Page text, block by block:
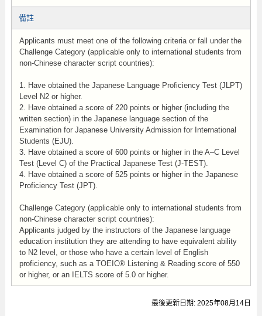
備註
Applicants must meet one of the following criteria or fall under the
Challenge Category (applicable only to international students from
non-Chinese character script countries):
1. Have obtained the Japanese Language Proficiency Test (JLPT)
Level N2 or higher.
2. Have obtained a score of 220 points or higher (including the
written section) in the Japanese language section of the
Examination for Japanese University Admission for International
Students (EJU).
3. Have obtained a score of 600 points or higher in the A–C Level
Test (Level C) of the Practical Japanese Test (J-TEST).
4. Have obtained a score of 525 points or higher in the Japanese
Proficiency Test (JPT).
Challenge Category (applicable only to international students from
non-Chinese character script countries):
Applicants judged by the instructors of the Japanese language
education institution they are attending to have equivalent ability
to N2 level, or those who have a certain level of English
proficiency, such as a TOEIC® Listening & Reading score of 550
or higher, or an IELTS score of 5.0 or higher.
最後更新日期: 2025年08月14日